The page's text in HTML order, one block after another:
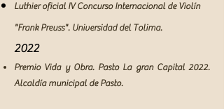
Luthier oficial IV Concurso Internacional de Violín
"Frank Preuss". Universidad del Tolima.
2022
Premio Vida y Obra. Pasto La gran Capital 2022.
Alcaldía municipal de Pasto.​